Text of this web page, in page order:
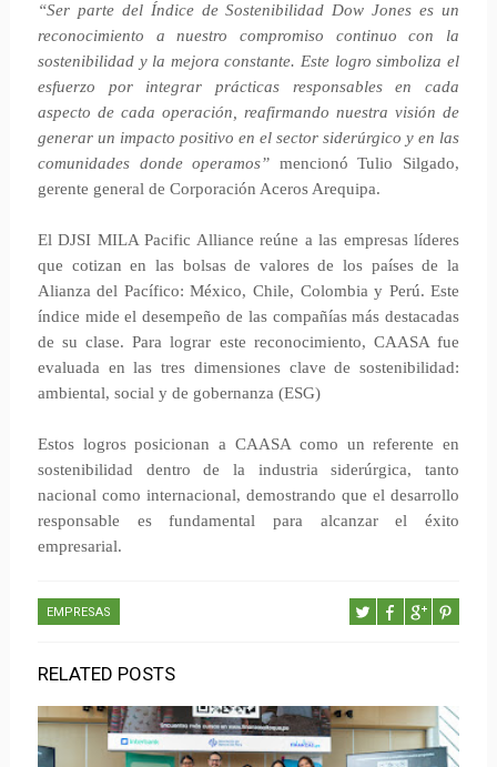
“Ser parte del Índice de Sostenibilidad Dow Jones es un
reconocimiento a nuestro compromiso continuo con la
sostenibilidad y la mejora constante. Este logro simboliza el
esfuerzo por integrar prácticas responsables en cada
aspecto de cada operación, reafirmando nuestra visión de
generar un impacto positivo en el sector siderúrgico y en las
comunidades donde operamos” mencionó Tulio Silgado,
gerente general de Corporación Aceros Arequipa.
El DJSI MILA Pacific Alliance reúne a las empresas líderes
que cotizan en las bolsas de valores de los países de la
Alianza del Pacífico: México, Chile, Colombia y Perú. Este
índice mide el desempeño de las compañías más destacadas
de su clase. Para lograr este reconocimiento, CAASA fue
evaluada en las tres dimensiones clave de sostenibilidad:
ambiental, social y de gobernanza (ESG)
Estos logros posicionan a CAASA como un referente en
sostenibilidad dentro de la industria siderúrgica, tanto
nacional como internacional, demostrando que el desarrollo
responsable es fundamental para alcanzar el éxito
empresarial.
EMPRESAS
RELATED POSTS